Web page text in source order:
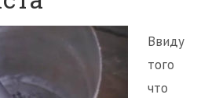
Ввиду
того
что